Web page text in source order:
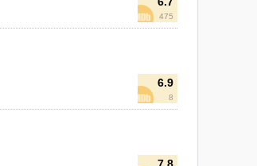
475
6.9
8